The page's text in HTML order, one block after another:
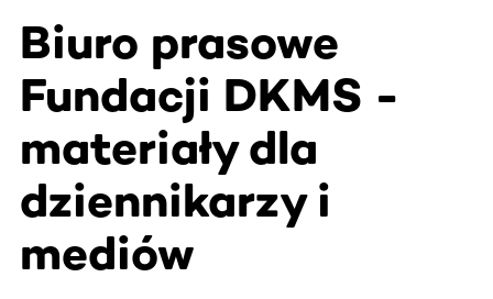
Biuro prasowe
Fundacji DKMS -
materiały dla
dziennikarzy i
mediów